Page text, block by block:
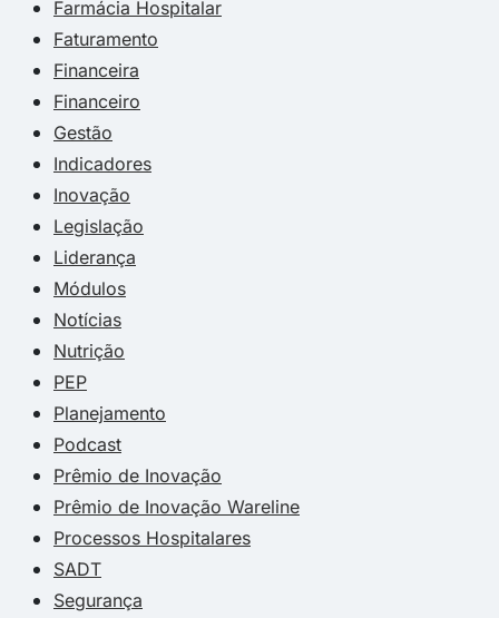
Farmácia Hospitalar
Faturamento
Financeira
Financeiro
Gestão
Indicadores
Inovação
Legislação
Liderança
Módulos
Notícias
Nutrição
PEP
Planejamento
Podcast
Prêmio de Inovação
Prêmio de Inovação Wareline
Processos Hospitalares
SADT
Segurança